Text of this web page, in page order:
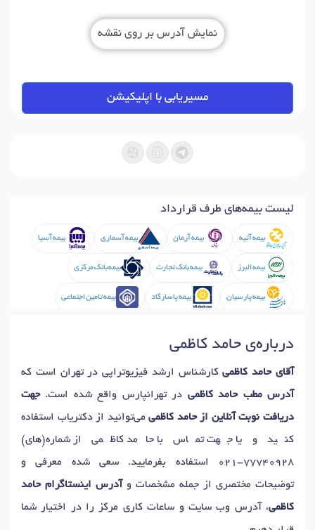
نمایش آدرس بر روی نقشه
مسیریابی با اپلیکیشن
لیست بیمه‌های طرف قرارداد
بیمه آتیه بیمه آرمان بیمه آسماری بیمه آسیا
بیمه البرز بیمه بانک تجارت بیمه بانک مرکزی
بیمه پارسیان بیمه پاسارگاد بیمه تامین اجتماعی
بیمه نوین بیمه نیروهای مسلح
درباره‌ی حامد کاظمی
آقای حامد کاظمیکارشناس ارشد فیزیوتراپی در تهران است که
آدرس مطب حامد کاظمی در تهرانپارس واقع شده است.جهت
دریافت نوبت آنلاین از حامد کاظمیمی‌توانید از دکتریاب استفاده
کنید و یا جهت تماس با حامد کاظمی از شماره(های)
021-77740928
استفاده بفرمایید. سعی شده معرفی و
توضیحات مختصری از جمله مشخصات و آدرس اینستاگرام حامد
کاظمی، آدرس وب سایت و ساعات کاری مرکز را در اختیار شما